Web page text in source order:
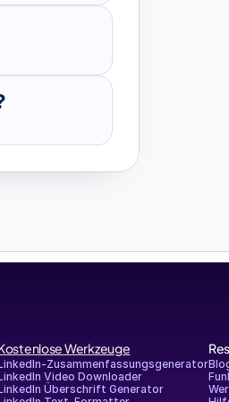
Werkzeuge
Zusammenfassungsgenerator
Video Downloader
Überschrift Generator